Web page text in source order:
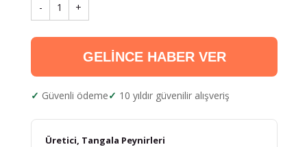
- 1 +
GELİNCE HABER VER
Güvenli ödeme 10 yıldır güvenilir alışveriş
Üretici, Tangala Peynirleri